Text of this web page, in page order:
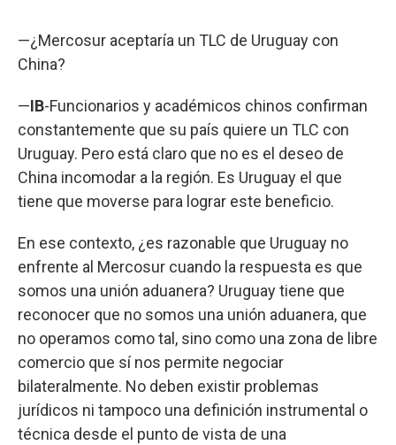
—¿Mercosur aceptaría un TLC de Uruguay con
China?
—IB-Funcionarios y académicos chinos confirman
constantemente que su país quiere un TLC con
Uruguay. Pero está claro que no es el deseo de
China incomodar a la región. Es Uruguay el que
tiene que moverse para lograr este beneficio.
En ese contexto, ¿es razonable que Uruguay no
enfrente al Mercosur cuando la respuesta es que
somos una unión aduanera? Uruguay tiene que
reconocer que no somos una unión aduanera, que
no operamos como tal, sino como una zona de libre
comercio que sí nos permite negociar
bilateralmente. No deben existir problemas
jurídicos ni tampoco una definición instrumental o
técnica desde el punto de vista de una